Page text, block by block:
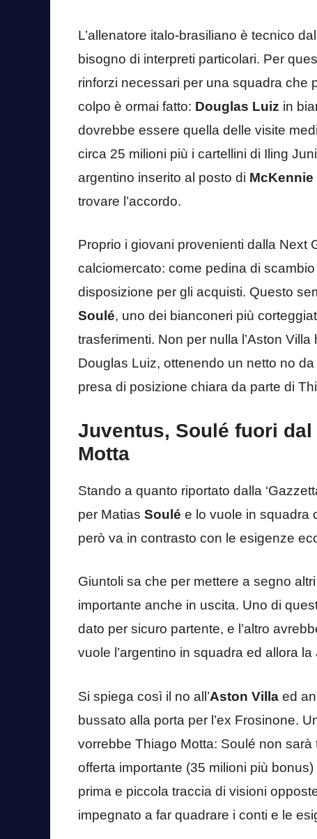
L’allenatore italo-brasiliano è tecnico
bisogno di interpreti particolari. Per
rinforzi necessari per una squadra che
colpo è ormai fatto: Douglas Luiz in
dovrebbe essere quella delle visite
circa 25 milioni più i cartellini di Iling
argentino inserito al posto di McKennie
trovare l’accordo.
Proprio i giovani provenienti dalla Next
calciomercato: come pedina di
disposizione per gli acquisti. Questo
Soulé, uno dei bianconeri più
trasferimenti. Non per nulla l’Aston
Douglas Luiz, ottenendo un netto no
presa di posizione chiara da parte di
Juventus, Soulé fuori
Motta
Stando a quanto riportato dalla
per Matias Soulé e lo vuole in squadra
però va in contrasto con le esigenze
Giuntoli sa che per mettere a segno
importante anche in uscita. Uno di
dato per sicuro partente, e l’altro
vuole l’argentino in squadra ed allora
Si spiega così il no all’Aston Villa ed
bussato alla porta per l’ex Frosinone.
vorrebbe Thiago Motta: Soulé non
offerta importante (35 milioni più
prima e piccola traccia di visioni
impegnato a far quadrare i conti e le